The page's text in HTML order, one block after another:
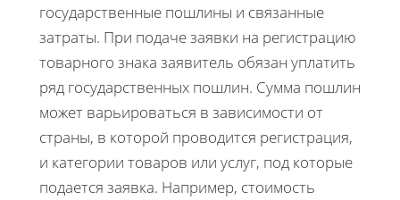
государственные пошлины и связанные
затраты. При подаче заявки на регистрацию
товарного знака заявитель обязан уплатить
ряд государственных пошлин. Сумма пошлин
может варьироваться в зависимости от
страны, в которой проводится регистрация,
и категории товаров или услуг, под которые
подается заявка. Например, стоимость